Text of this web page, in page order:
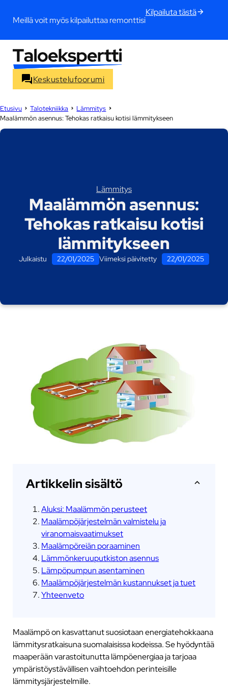
Meillä voit myös kilpailuttaa remonttisi
Kilpailuta tästä
Keskustelufoorumi
Etusivu Talotekniikka
Lämmitys
Maalämmön asennus: Tehokas ratkaisu kotisi lämmitykseen
Lämmitys
Maalämmön asennus:
Tehokas ratkaisu kotisi
lämmitykseen
Julkaistu 22/01/2025 Viimeksi päivitetty 22/01/2025
Artikkelin sisältö
Aluksi: Maalämmön perusteet
Maalämpöjärjestelmän valmistelu ja
viranomaisvaatimukset
Maalämpöreiän poraaminen
Lämmönkeruuputkiston asennus
Lämpöpumpun asentaminen
Maalämpöjärjestelmän kustannukset ja tuet
Yhteenveto
Maalämpö on kasvattanut suosiotaan energiatehokkaana
lämmitysratkaisuna suomalaisissa kodeissa. Se hyödyntää
maaperään varastoitunutta lämpöenergiaa ja tarjoaa
ympäristöystävällisen vaihtoehdon perinteisille
lämmitysjärjestelmille.